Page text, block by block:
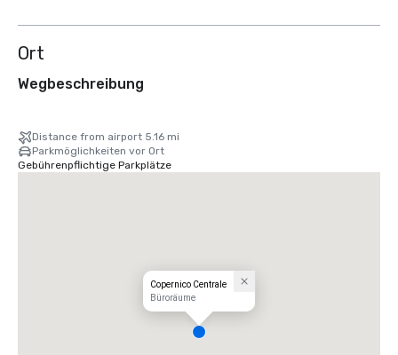
Ort
Wegbeschreibung
Distance from airport 5.16 mi
Parkmöglichkeiten vor Ort
Gebührenpflichtige Parkplätze
Copernico Centrale
Büroräume